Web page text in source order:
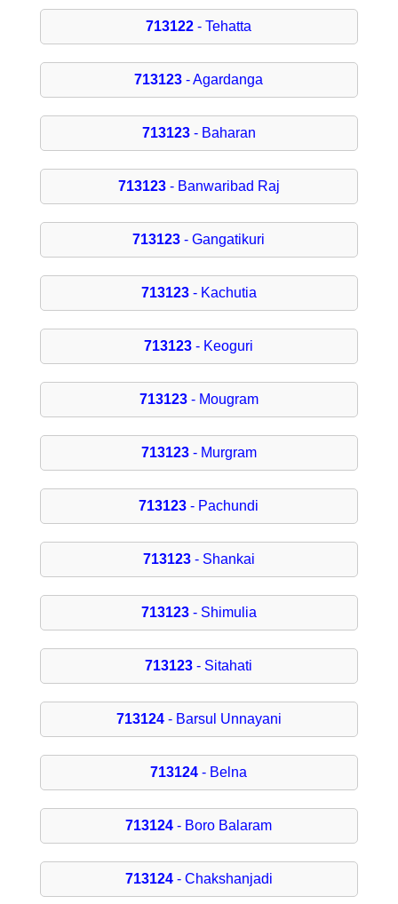
713122 - Tehatta
713123 - Agardanga
713123- Baharan
713123- Banwaribad Raj
713123 - Gangatikuri
713123- Kachutia
713123 - Keoguri
713123- Mougram
713123- Murgram
713123 - Pachundi
713123- Shankai
713123- Shimulia
713123 - Sitahati
713124- Barsul Unnayani
713124 - Belna
713124 - Boro Balaram
713124- Chakshanjadi